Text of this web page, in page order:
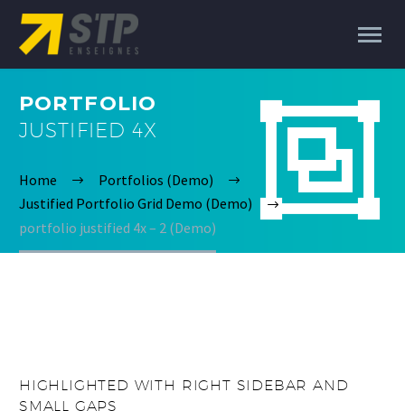


PORTFOLIO
JUSTIFIED 4X
Home
Portfolios (Demo)
Justified Portfolio Grid Demo (Demo)
portfolio justified 4x – 2 (Demo)
HIGHLIGHTED WITH RIGHT SIDEBAR AND
SMALL GAPS